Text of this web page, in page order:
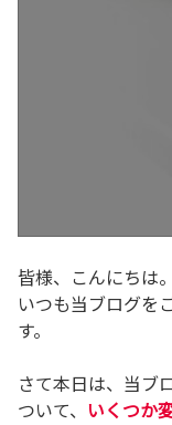
皆様、こんにちは
いつも当ブログを
す。
さて本日は、当ブ
ついて、 いくつか